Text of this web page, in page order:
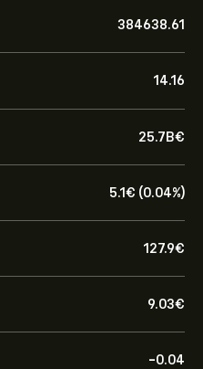
384638.61
14.16
25.7B‎€‎
5.1‎€‎ (0.04%)
127.9‎€‎
9.03‎€‎
-0.04